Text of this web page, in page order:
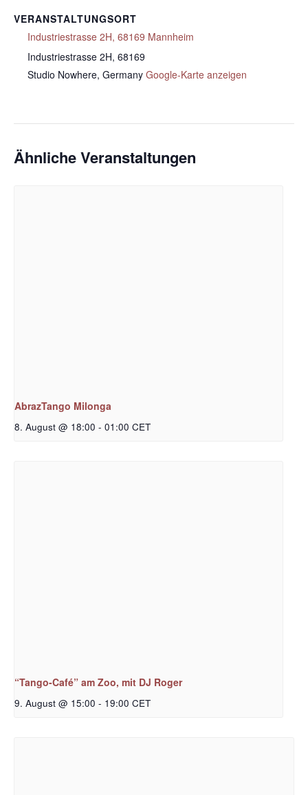
VERANSTALTUNGSORT
Industriestrasse 2H, 68169 Mannheim
Industriestrasse 2H, 68169
Studio Nowhere, Germany Google-Karte anzeigen
Ähnliche Veranstaltungen
AbrazTango Milonga
8. August @ 18:00 - 01:00 CET
“Tango-Café” am Zoo, mit DJ Roger
9. August @ 15:00 - 19:00 CET